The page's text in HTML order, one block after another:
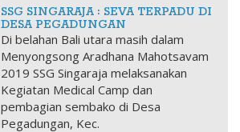
SSG SINGARAJA : SEVA TERPADU DI
DESA PEGADUNGAN
Di belahan Bali utara masih dalam
Menyongsong Aradhana Mahotsavam
2019 SSG Singaraja melaksanakan
Kegiatan Medical Camp dan
pembagian sembako di Desa
Pegadungan, Kec.